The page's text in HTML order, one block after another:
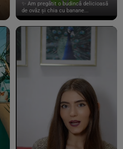
✨ Am pregătit o budincă delicioasă
de ovăz și chia cu banane...